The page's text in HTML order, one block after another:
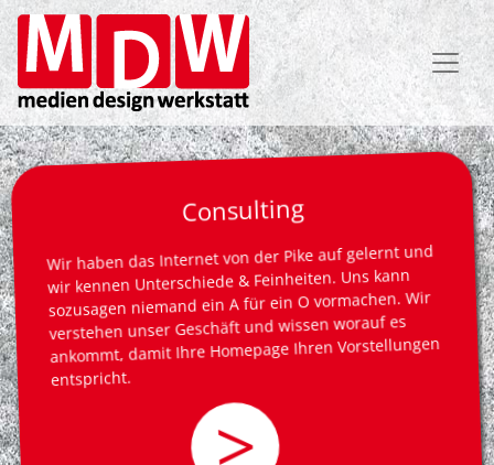
Direkt
zum
Inhalt
Consulting
Wir haben das Internet von der Pike auf gelernt und
wir kennen Unterschiede & Feinheiten. Uns kann
sozusagen niemand ein A für ein O vormachen. Wir
verstehen unser Geschäft und wissen worauf es
ankommt, damit Ihre Homepage Ihren Vorstellungen
entspricht.